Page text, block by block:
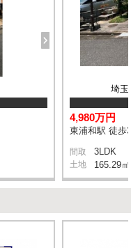
埼玉
4,980万円
東浦和駅 徒歩
間取 3LDK
土地 165.29㎡